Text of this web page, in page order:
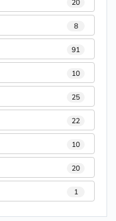
20
8
91
10
25
22
10
20
1